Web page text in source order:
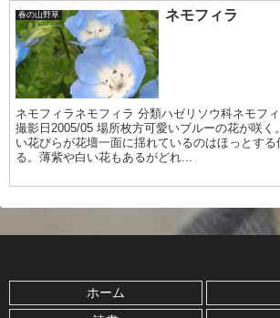
春の山野草 ネモフィラ
ネモフィラネモフィラ 分類ハゼリソウ科ネモフ
撮影日2005/05 場所枚方可愛いブルーの花が咲く
い花びらが花壇一面に揺れているのはほっとす
る。薄紫や白い花もあるがどれ...
ホーム